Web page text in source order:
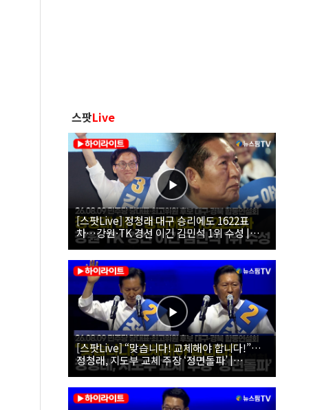
스팟Live
[스팟Live] 정청래 대구 승리에도 1622표
차…강원·TK 경선 이긴 김민석 1위 수성 |
26.08.09 더불어민주당 당대표·최고위원 후
보 대구·경북 합동연설회
[스팟Live] “맞습니다! 교체해야 합니다!”…
정청래, 지도부 교체 주장 ‘정면돌파’ |
26.08.09 더불어민주당 당대표·최고위원 후
보 대구·경북 합동연설회